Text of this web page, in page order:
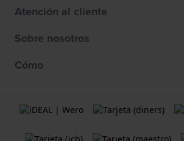
Atención al cliente
Sobre nosotros
Cómo